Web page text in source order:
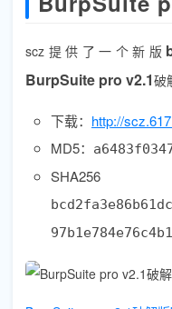
scz提供了一个新版
BurpSuite pro v2.1破
下载： http://
MD5：